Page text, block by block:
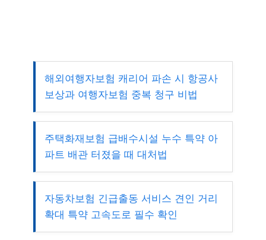
해외여행자보험 캐리어 파손 시 항공사
보상과 여행자보험 중복 청구 비법
주택화재보험 급배수시설 누수 특약 아
파트 배관 터졌을 때 대처법
자동차보험 긴급출동 서비스 견인 거리
확대 특약 고속도로 필수 확인